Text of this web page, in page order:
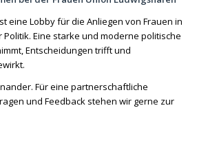
eine Lobby für die Anliegen von Frauen in
Politik. Eine starke und moderne politische
Entscheidungen trifft und
Für eine partnerschaftliche
und Feedback stehen wir gerne zur